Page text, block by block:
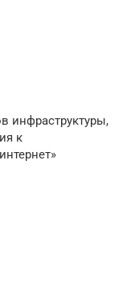
инфраструктуры,
к